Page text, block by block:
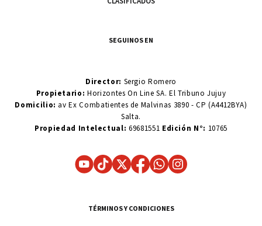
SEGUINOS EN
Director: Sergio Romero
Propietario:Horizontes On Line SA. El Tribuno Jujuy
Domicilio: av Ex Combatientes de Malvinas 3890 - CP (A4412BYA)
Salta.
Propiedad Intelectual: 69681551 Edición N°: 10765
TÉRMINOS Y CONDICIONES